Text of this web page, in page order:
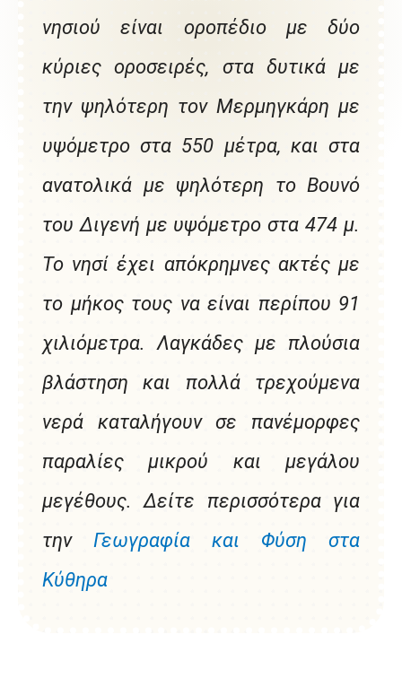
νησιού είναι οροπέδιο με δύο
κύριες οροσειρές, στα δυτικά με
την ψηλότερη τον Μερμηγκάρη με
υψόμετρο στα 550 μέτρα, και στα
ανατολικά με ψηλότερη το Βουνό
του Διγενή με υψόμετρο στα 474 μ.
Το νησί έχει απόκρημνες ακτές με
το μήκος τους να είναι περίπου 91
χιλιόμετρα. Λαγκάδες με πλούσια
βλάστηση και πολλά τρεχούμενα
νερά καταλήγουν σε πανέμορφες
παραλίες μικρού και μεγάλου
μεγέθους. Δείτε περισσότερα για
την Γεωγραφία και Φύση στα
Κύθηρα